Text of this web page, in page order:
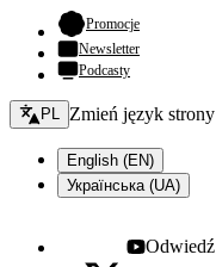
Promocje- otwiera się
Newsletter
Podcasty
Zmień język - bieżący:
PL Zmień język strony
English (EN)
Українська (UA)
Youtube -
Odwiedź